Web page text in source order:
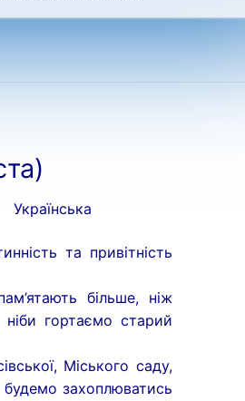
Українська
та привітність
більше, ніж
гортаємо старий
Міського саду,
захоплюватись